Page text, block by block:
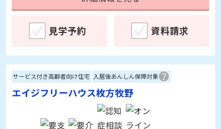
見学予約 資料請求
サービス付き高齢者向け住宅 入居後あんしん保障対象
エイジフリーハウス枚方牧野